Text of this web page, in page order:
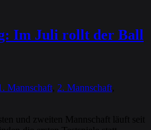
Im Juli rollt der Ball
Mannschaft, 2. Mannschaft,
und zweiten Mannschaft läuft seit